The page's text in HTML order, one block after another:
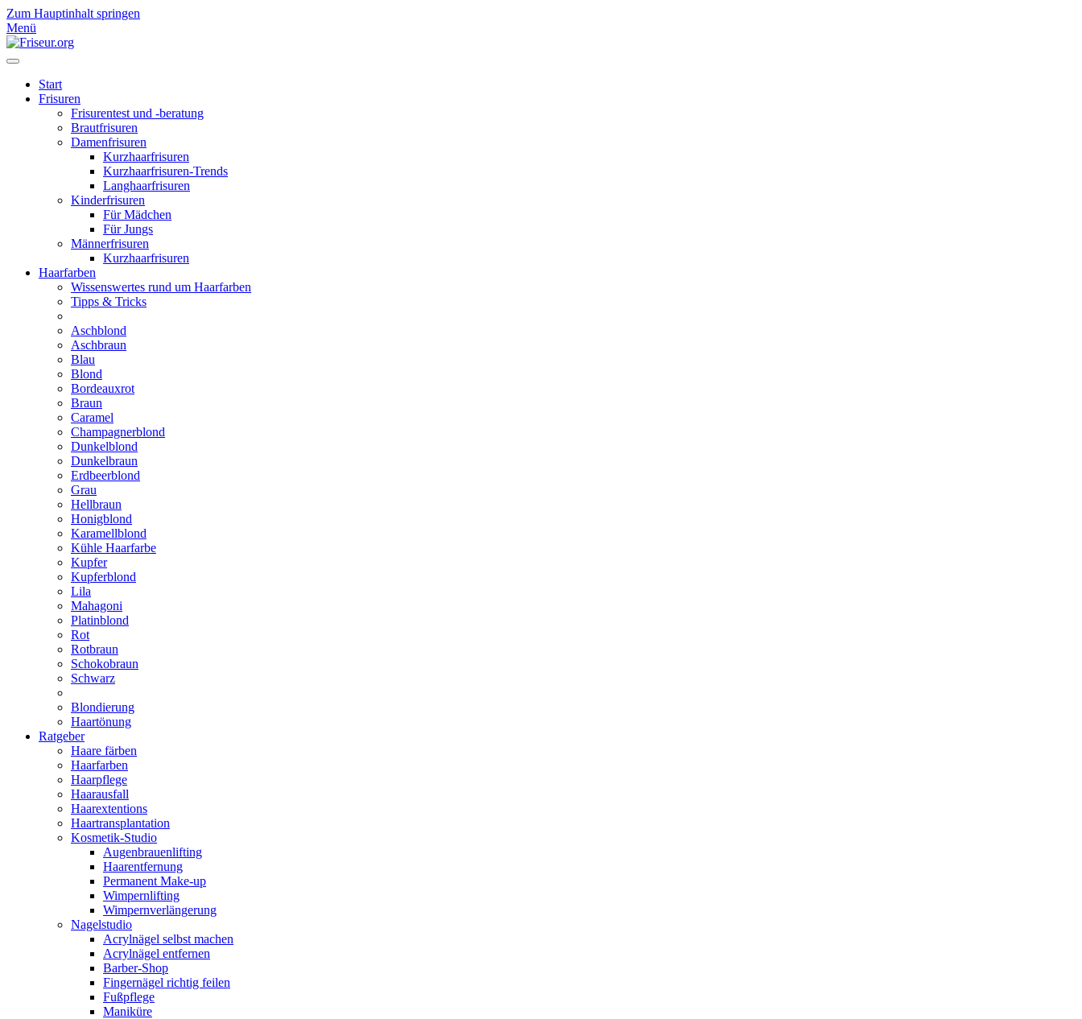
Zum Hauptinhalt springen
Menü
Start
Frisuren
Frisurentest und -beratung
Brautfrisuren
Damenfrisuren
Kurzhaarfrisuren
Kurzhaarfrisuren-Trends
Langhaarfrisuren
Kinderfrisuren
Für Mädchen
Für Jungs
Männerfrisuren
Kurzhaarfrisuren
Haarfarben
Wissenswertes rund um Haarfarben
Tipps & Tricks
Aschblond
Aschbraun
Blau
Blond
Bordeauxrot
Braun
Caramel
Champagnerblond
Dunkelblond
Dunkelbraun
Erdbeerblond
Grau
Hellbraun
Honigblond
Karamellblond
Kühle Haarfarbe
Kupfer
Kupferblond
Lila
Mahagoni
Platinblond
Rot
Rotbraun
Schokobraun
Schwarz
Blondierung
Haartönung
Ratgeber
Haare färben
Haarfarben
Haarpflege
Haarausfall
Haarextentions
Haartransplantation
Kosmetik-Studio
Augenbrauenlifting
Haarentfernung
Permanent Make-up
Wimpernlifting
Wimpernverlängerung
Nagelstudio
Acrylnägel selbst machen
Acrylnägel entfernen
Barber-Shop
Fingernägel richtig feilen
Fußpflege
Maniküre